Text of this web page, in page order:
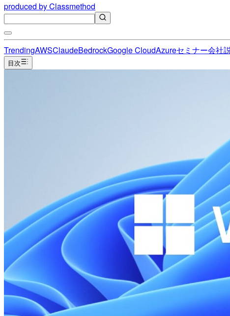
produced by Classmethod
TrendingAWSClaudeBedrockGoogle CloudAzureセミナー会社
目次